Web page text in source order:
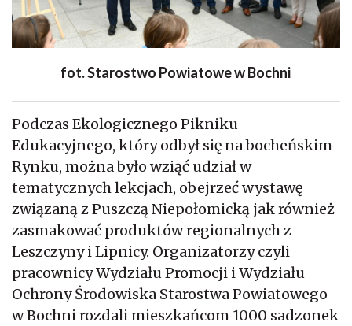
fot. Starostwo Powiatowe w Bochni
Podczas Ekologicznego Pikniku
Edukacyjnego, który odbył się na bocheńskim
Rynku, można było wziąć udział w
tematycznych lekcjach, obejrzeć wystawę
związaną z Puszczą Niepołomicką jak również
zasmakować produktów regionalnych z
Leszczyny i Lipnicy. Organizatorzy czyli
pracownicy Wydziału Promocji i Wydziału
Ochrony Środowiska Starostwa Powiatowego
w Bochni rozdali mieszkańcom 1000 sadzonek